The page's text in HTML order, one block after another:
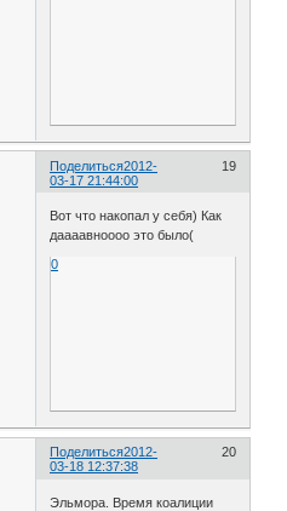
Поделиться 19
2012-
03-17 21:44:00
Вот что накопал у себя) Как
даааавноооо это было(
0
Поделиться 20
2012-
03-18 12:37:38
Эльмора. Время коалиции